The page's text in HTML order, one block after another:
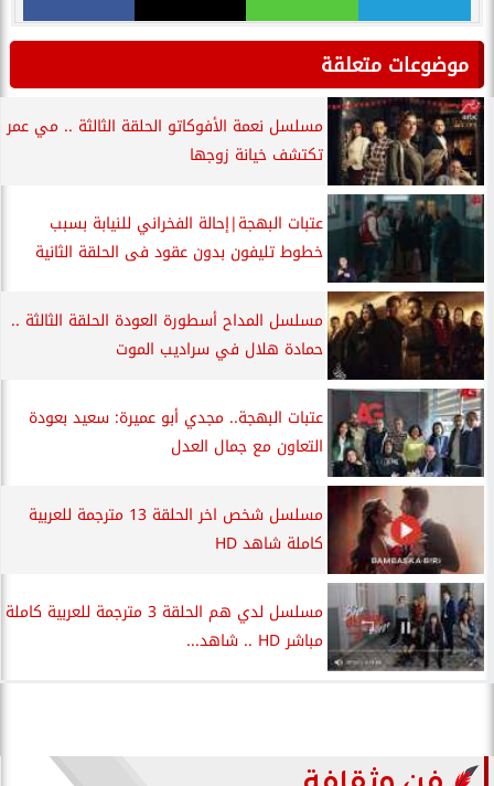
موضوعات متعلقة
مسلسل نعمة الأفوكاتو الحلقة الثالثة .. مي عمر
تكتشف خيانة زوجها
عتبات البهجة|إحالة الفخراني للنيابة بسبب
خطوط تليفون بدون عقود فى الحلقة الثانية
مسلسل المداح أسطورة العودة الحلقة الثالثة ..
حمادة هلال في سراديب الموت
عتبات البهجة.. مجدي أبو عميرة: سعيد بعودة
التعاون مع جمال العدل
مسلسل شخص اخر الحلقة 13 مترجمة للعربية
كاملة شاهد HD
مسلسل لدي هم الحلقة 3 مترجمة للعربية كاملة
مباشر HD .. شاهد...